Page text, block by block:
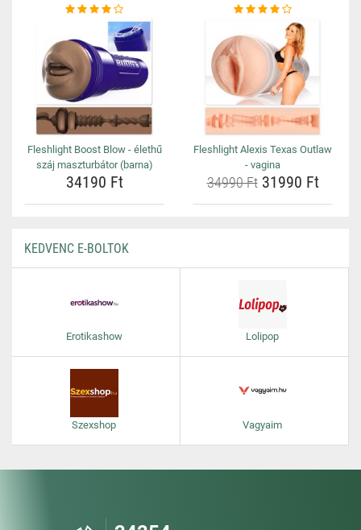
Fleshlight Boost Blow - élethű
száj maszturbátor (barna)
34190 Ft
Fleshlight Alexis Texas Outlaw
- vagina
34990 Ft31990 Ft
KEDVENC E-BOLTOK
Erotikashow Lolipop
Szexshop Vagyaim